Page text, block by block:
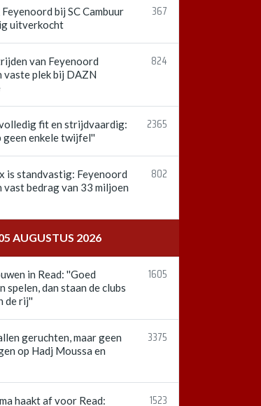
bij SC Cambuur
uitverkocht
367
van Feyenoord
vaste plek bij DAZN
824
fit en strijdvaardig:
geen enkele twijfel''
2365
is standvastig: Feyenoord
vast bedrag van 33 miljoen
802
AUGUSTUS 2026
in Read: ''Goed
spelen, dan staan de clubs
de rij''
1605
geruchten, maar geen
op Hadj Moussa en
3375
haakt af voor Read:
1523